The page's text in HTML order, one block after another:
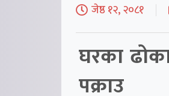
जेष्ठ १२, २०८१
घरका
पक्राउ